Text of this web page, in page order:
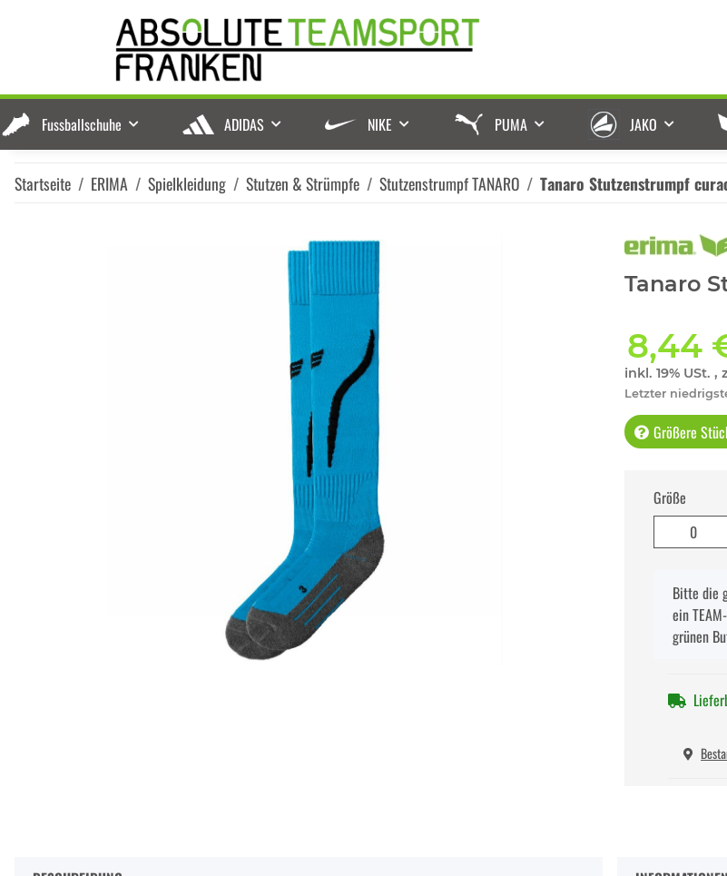
Fussballschuhe ADIDAS NIKE PUMA JAKO
Startseite ERIMA Spielkleidung Stutzen & Strümpfe Stutzenstrumpf TANARO Tanaro Stutzenstrumpf
Tanaro
8,44
inkl. 19% USt. ,
Letzter
Größere
Größe
0
xBitte die
ein
grünen